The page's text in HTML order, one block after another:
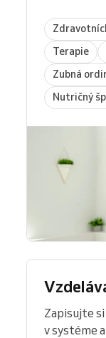
Terapie
Zubná
Nutričný
Zapisujte
v systéme